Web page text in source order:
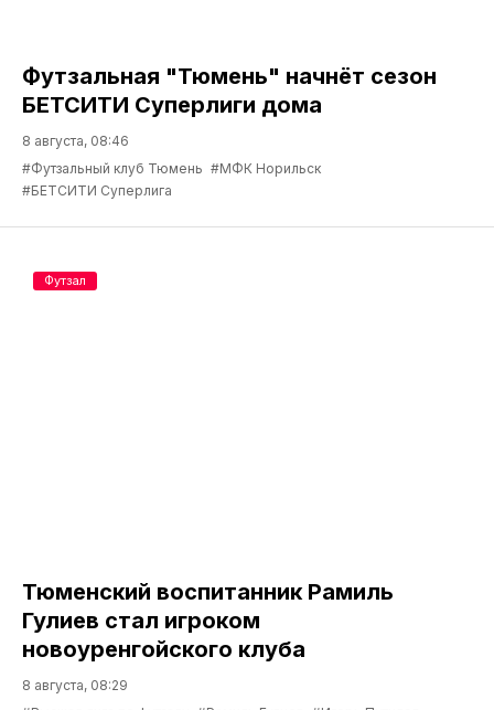
Футзальная "Тюмень" начнёт сезон
БЕТСИТИ Суперлиги дома
8 августа, 08:46
#Футзальный клуб Тюмень #МФК Норильск
#БЕТСИТИ Суперлига
Тюменский воспитанник Рамиль
Гулиев стал игроком
новоуренгойского клуба
8 августа, 08:29
Футзал